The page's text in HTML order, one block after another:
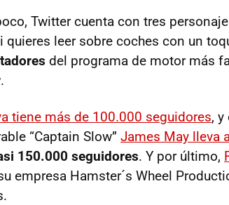
Twitter cuenta con tres
quieres leer sobre coches con un
del programa de motor más
.
tiene más de 100.000 seguidores,
“Captain Slow” James May lleva
150.000 seguidores. Y por último,
empresa Hamster´s Wheel